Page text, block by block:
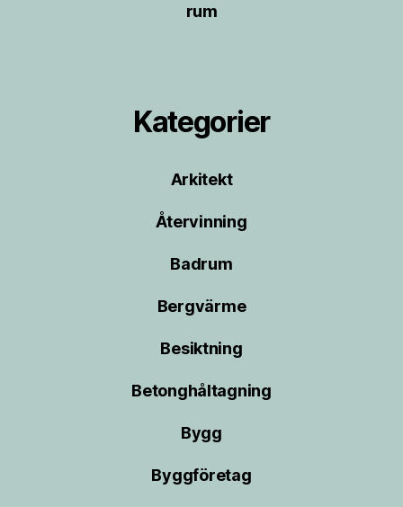
rum
Kategorier
Arkitekt
Återvinning
Badrum
Bergvärme
Besiktning
Betonghåltagning
Bygg
Byggföretag